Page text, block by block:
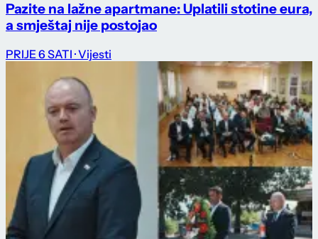
Pazite na lažne apartmane: Uplatili stotine eura,
a smještaj nije postojao
PRIJE 6 SATI · Vijesti